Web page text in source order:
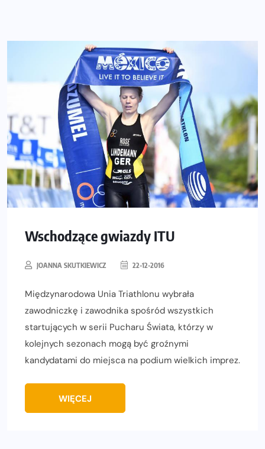
Wschodzące gwiazdy ITU
JOANNA SKUTKIEWICZ 22-12-2016
Międzynarodowa Unia Triathlonu wybrała
zawodniczkę i zawodnika spośród wszystkich
startujących w serii Pucharu Świata, którzy w
kolejnych sezonach mogą być groźnymi
kandydatami do miejsca na podium wielkich imprez.
WIĘCEJ